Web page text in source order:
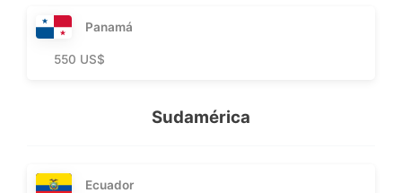
Panamá
550 US$
Sudamérica
Ecuador